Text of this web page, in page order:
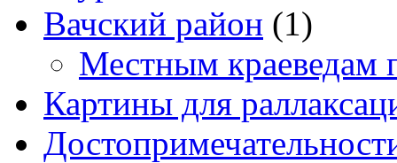
Вачский район (1)
Местным краеведам
Картины для